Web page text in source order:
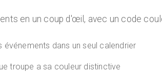
en un coup d'œil, avec un code
événements dans un seul calendrier
troupe a sa couleur distinctive